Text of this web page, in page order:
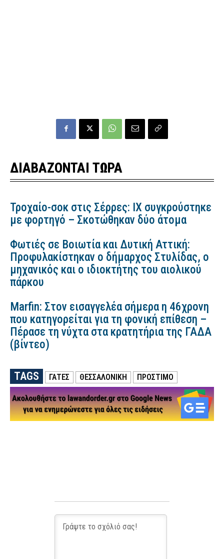
ΔΙΑΒΑΖΟΝΤΑΙ ΤΩΡΑ
Τροχαίο-σοκ στις Σέρρες: ΙΧ συγκρούστηκε
με φορτηγό – Σκοτώθηκαν δύο άτομα
Φωτιές σε Βοιωτία και Δυτική Αττική:
Προφυλακίστηκαν ο δήμαρχος Στυλίδας, ο
μηχανικός και ο ιδιοκτήτης του αιολικού
πάρκου
Marfin: Στον εισαγγελέα σήμερα η 46χρονη
που κατηγορείται για τη φονική επίθεση –
Πέρασε τη νύχτα στα κρατητήρια της ΓΑΔΑ
(βίντεο)
TAGS ΓΆΤΕΣ ΘΕΣΣΑΛΟΝΙΚΗ ΠΡΟΣΤΙΜΟ